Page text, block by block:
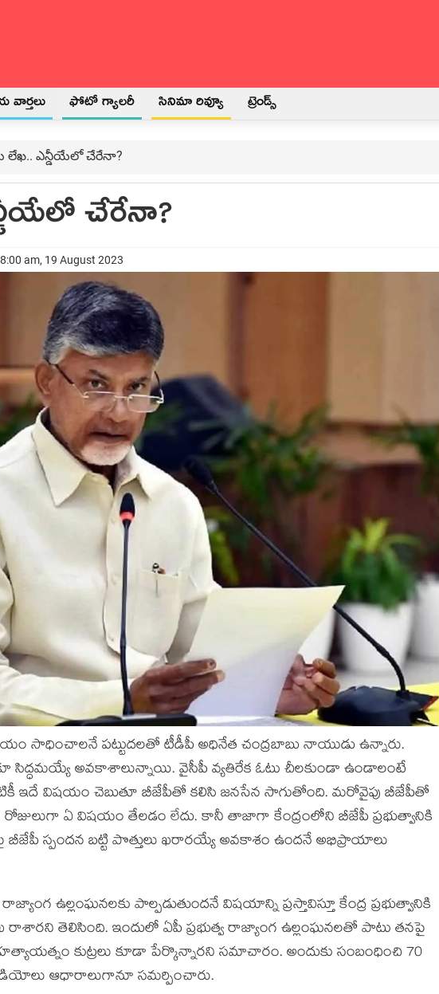
ఫోటో గ్యాలరీ సినిమా రివ్యూ ట్రెండ్స్
లేఖ.. ఎన్డీయేలో చేరేనా?
చేరేనా?
am, 19 August 2023
విజయం సాధించాలనే పట్టుదలతో టీడీపీ అధినేత చంద్రబాబు నాయుడు ఉన్నారు.
సిద్ధమయ్యే అవకాశాలున్నాయి. వైసీపీ వ్యతిరేక ఓటు చీలకుండా ఉండాలంటే
ఇదే విషయం చెబుతూ బీజేపీతో కలిసి జనసేన సాగుతోంది. మరోవైపు బీజేపీతో
ఏ విషయం తేలడం లేదు. కానీ తాజాగా కేంద్రంలోని బీజేపీ ప్రభుత్వానికి
స్పందన బట్టి పొత్తులు ఖరారయ్యే అవకాశం ఉందనే అభిప్రాయాలు
ఉల్లంఘనలకు పాల్పడుతుందనే విషయాన్ని ప్రస్తావిస్తూ కేంద్ర ప్రభుత్వానికి
రాశారని తెలిసింది. ఇందులో ఏపీ ప్రభుత్వ రాజ్యాంగ ఉల్లంఘనలతో పాటు తనపై
హత్యాయత్నం కుట్రలు కూడా పేర్కొన్నారని సమాచారం. అందుకు సంబంధించి 70
ఆధారాలుగానూ సమర్పించారు.